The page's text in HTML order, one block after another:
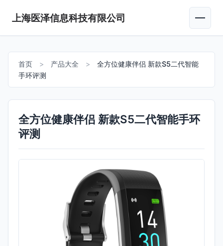
上海医泽信息科技有限公司
首页 > 产品大全 >
全方位健康伴侣 新款S5二代智能
手环评测
全方位健康伴侣 新款S5二代智能手环
评测